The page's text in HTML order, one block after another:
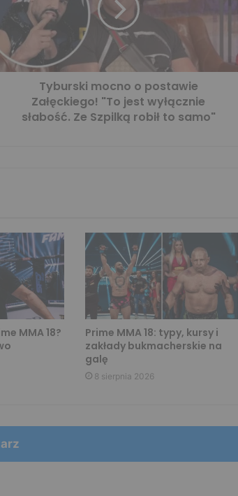
Tyburski mocno o postawie
Załęckiego! "To jest wyłącznie
słabość. Ze Szpilką robił to samo"
MMA 18?
Prime MMA 18: typy, kursy i
zakłady bukmacherskie na
galę
8 sierpnia 2026